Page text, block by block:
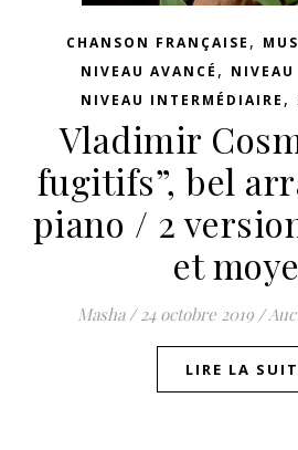
CHANSON FRANÇAISE ,
NIVEAU AVANCÉ ,
NIVEAU INTERMÉDIAIRE ,
Vladimir
fugitifs”, bel
piano / 2
et
Masha / 24 octobre 2019 /
LIRE LA